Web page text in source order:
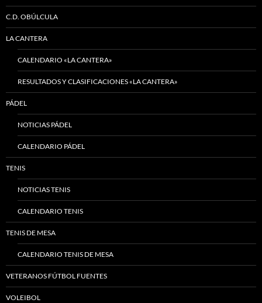
C.D. OBÚLCULA
LA CANTERA
CALENDARIO «LA CANTERA»
RESULTADOS Y CLASIFICACIONES «LA CANTERA»
PÁDEL
NOTICIAS PÁDEL
CALENDARIO PÁDEL
TENIS
NOTICIAS TENIS
CALENDARIO TENIS
TENIS DE MESA
CALENDARIO TENIS DE MESA
VETERANOS FÚTBOL FUENTES
VOLEIBOL